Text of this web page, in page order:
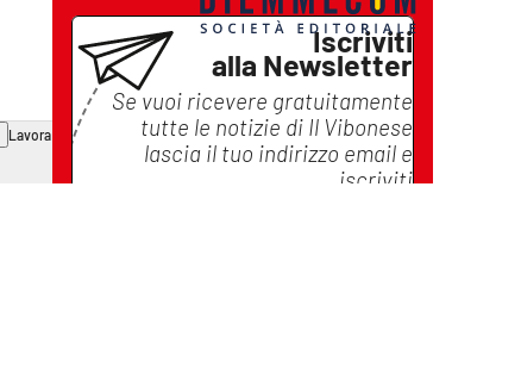
Iscriviti
alla Newsletter
Se vuoi ricevere gratuitamente
tutte le notizie di Il Vibonese
lascia il tuo indirizzo email e
iscriviti
Lavora con noi